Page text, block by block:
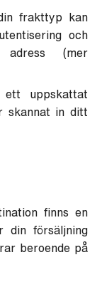
frakttyp kan
och
adress (mer
ett uppskattat
skannat in ditt
finns en
din försäljning
beroende på